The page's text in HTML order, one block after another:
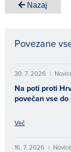
Nazaj
Povezane
30. 7. 2026 |
Na poti proti
povečan vse
Več
16. 7. 2026 | Novice